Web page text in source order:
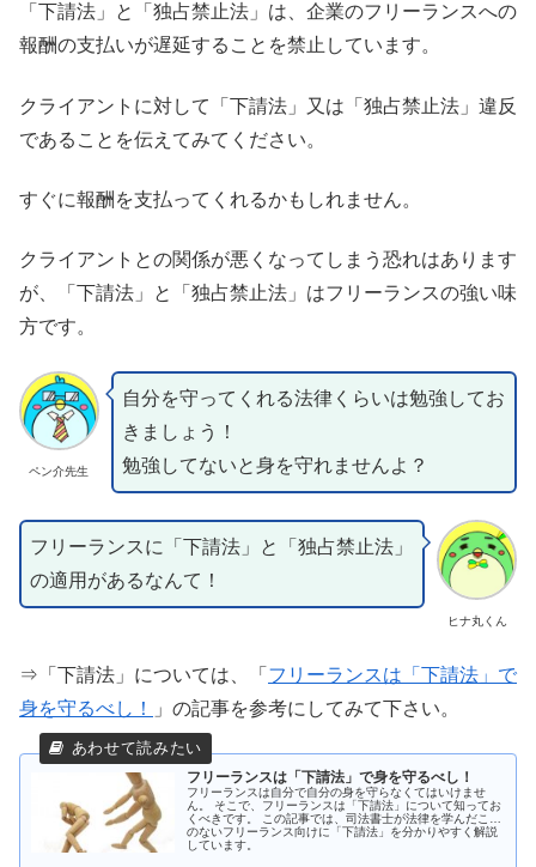
「下請法」と「独占禁止法」は、企業のフリーランスへの
報酬の支払いが遅延することを禁止しています。
クライアントに対して「下請法」又は「独占禁止法」違反
であることを伝えてみてください。
すぐに報酬を支払ってくれるかもしれません。
クライアントとの関係が悪くなってしまう恐れはあります
が、「下請法」と「独占禁止法」はフリーランスの強い味
方です。
ペン介先生
自分を守ってくれる法律くらいは勉強してお
きましょう！
勉強してないと身を守れませんよ？
ヒナ丸くん
フリーランスに「下請法」と「独占禁止法」
の適用があるなんて！
⇒「下請法」については、「 フリーランスは「下請法」で
身を守るべし！
」の記事を参考にしてみて下さい。
フリーランスは「下請法」で身を守るべし！
フリーランスは自分で自分の身を守らなくてはいけませ
ん。 そこで、フリーランスは「下請法」について知ってお
くべきです。 この記事では、司法書士が法律を学んだこと
のないフリーランス向けに「下請法」を分かりやすく解説
しています。